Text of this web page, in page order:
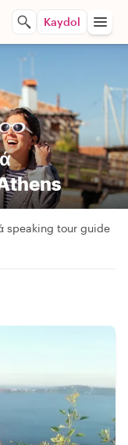
Kaydol
speaking tour guide